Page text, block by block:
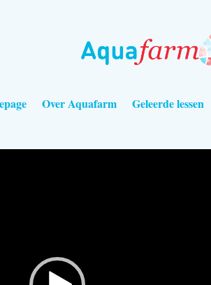
Over Aquafarm Geleerde lessen
DEF